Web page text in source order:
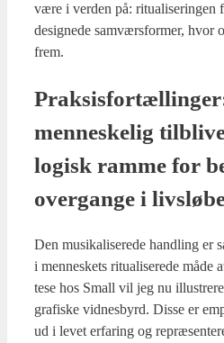
være i ver­den på: ritu­a­li­se­rin­gen
desig­ne­de samvær­s­for­mer, hvor
frem.
men­ne­ske­lig
lo­gisk ram­me for
over­gan­ge i
Den musi­ka­li­se­re­de hand­ling er
i men­ne­skets ritu­a­li­se­re­de måde
tese hos Small vil jeg nu
gra­fi­ske vid­nes­byrd. Dis­se er
ud i levet erfa­ring og